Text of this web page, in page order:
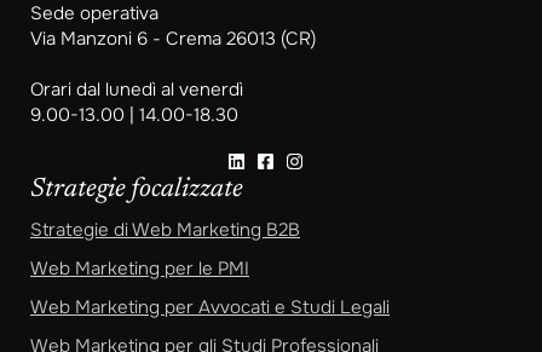
Sede operativa
Via Manzoni 6 - Crema 26013 (CR)
Orari dal lunedì al venerdì
9.00-13.00 | 14.00-18.30
Strategie focalizzate
Strategie di Web Marketing B2B
Web Marketing per le PMI
Web Marketing per Avvocati e Studi Legali
Web Marketing per gli Studi Professionali